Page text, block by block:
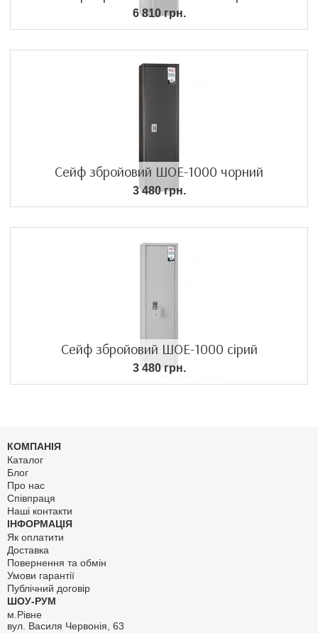
6 810 грн.
Сейф збройовий ШОЕ-1000 чорний
3 480 грн.
Сейф збройовий ШОЕ-1000 сірий
3 480 грн.
КОМПАНІЯ
Каталог
Блог
Про нас
Співпраця
Наші контакти
ІНФОРМАЦІЯ
Як оплатити
Доставка
Повернення та обмін
Умови гарантії
Публічний договір
ШОУ-РУМ
м.Рівне
вул. Василя Червонія, 63